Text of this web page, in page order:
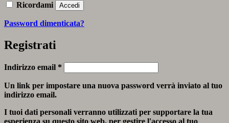
Ricordami Accedi
Password dimenticata?
Registrati
Indirizzo email *
Un link per impostare una nuova password verrà inviato al tuo
indirizzo email.
I tuoi dati personali verranno utilizzati per supportare la tua